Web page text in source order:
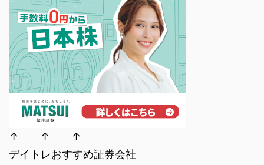
↑ ↑ ↑
デイトレおすすめ証券会社